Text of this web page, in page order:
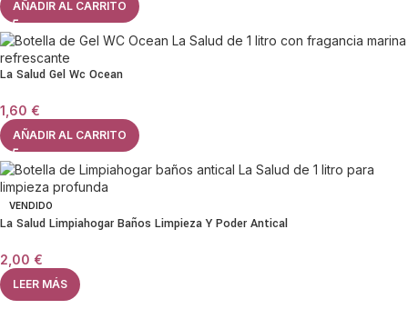
AÑADIR AL CARRITO
La Salud Gel Wc Ocean
1,60 €
AÑADIR AL CARRITO
VENDIDO
La Salud Limpiahogar Baños Limpieza Y Poder Antical
2,00 €
LEER MÁS